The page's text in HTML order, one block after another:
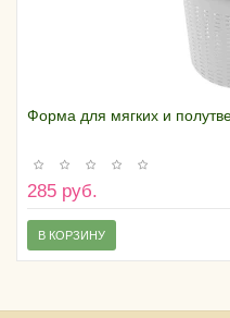
Форма для мягких и
285 руб.
В КОРЗИНУ